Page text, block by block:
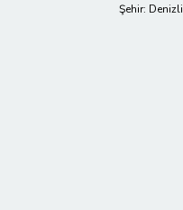
Şehir: Denizli